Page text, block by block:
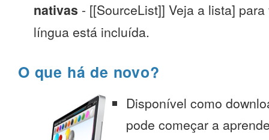
nativas - [[SourceList]] Veja a lista]
língua está incluída.
O que há de novo?
Disponível como
pode começar a